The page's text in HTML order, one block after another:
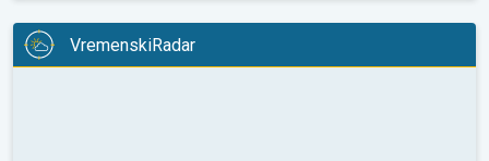
VremenskiRadar